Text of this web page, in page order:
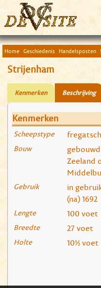
Home Geschiedenis Handelsposten
Strijenham
Kenmerken Beschrijving
Kenmerken
Scheepstype
Bouw
Zeeland
Gebruik
in
(na) 1692
Lengte 100 voet
Breedte 27 voet
Holte 10½ voet